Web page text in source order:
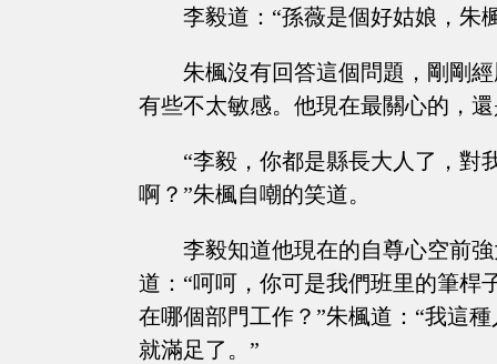
李毅道：“孫薇是個好姑娘，朱
朱楓沒有回答這個問題，剛剛
有些不太敏感。他現在最關心的，
“李毅，你都是縣長大人了，對
啊？”朱楓自嘲的笑道。
李毅知道他現在的自尊心空前
道：“呵呵，你可是我們班里的筆桿
在哪個部門工作？”朱楓道：“我這
就滿足了。”